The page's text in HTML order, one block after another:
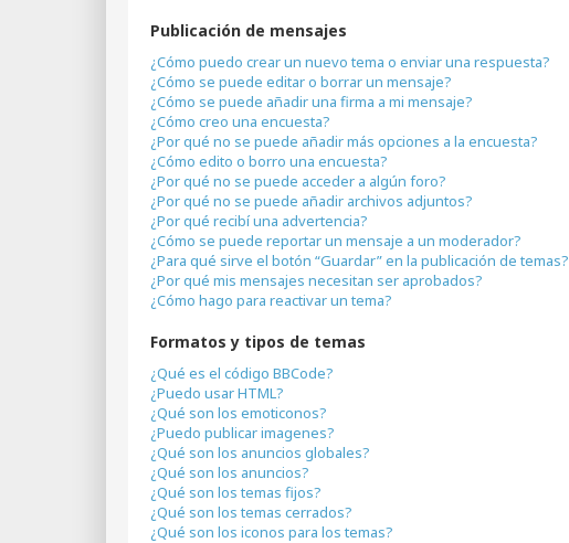
Publicación de mensajes
¿Cómo puedo crear un nuevo tema o enviar una respuesta?
¿Cómo se puede editar o borrar un mensaje?
¿Cómo se puede añadir una firma a mi mensaje?
¿Cómo creo una encuesta?
¿Por qué no se puede añadir más opciones a la encuesta?
¿Cómo edito o borro una encuesta?
¿Por qué no se puede acceder a algún foro?
¿Por qué no se puede añadir archivos adjuntos?
¿Por qué recibí una advertencia?
¿Cómo se puede reportar un mensaje a un moderador?
¿Para qué sirve el botón “Guardar” en la publicación de temas?
¿Por qué mis mensajes necesitan ser aprobados?
¿Cómo hago para reactivar un tema?
Formatos y tipos de temas
¿Qué es el código BBCode?
¿Puedo usar HTML?
¿Qué son los emoticonos?
¿Puedo publicar imagenes?
¿Qué son los anuncios globales?
¿Qué son los anuncios?
¿Qué son los temas fijos?
¿Qué son los temas cerrados?
¿Qué son los iconos para los temas?